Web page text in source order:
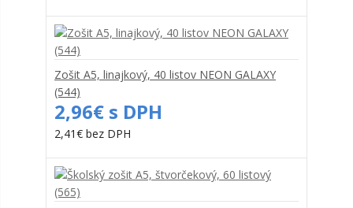
Zošit A5, linajkový, 40 listov NEON GALAXY
(544)
2,96€ s DPH
2,41€ bez DPH